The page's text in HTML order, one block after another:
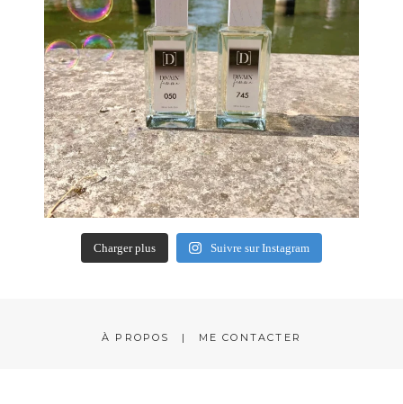
Charger plus Suivre sur Instagram
À PROPOS ME CONTACTER